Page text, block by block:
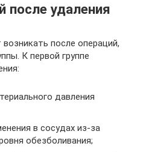
удаления
после операций,
К первой группе
давления
в сосудах из-за
обезболивания;